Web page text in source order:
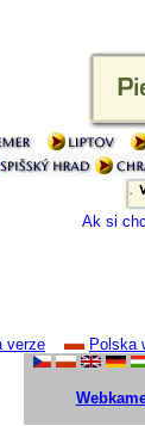
Ak si
verze Polska